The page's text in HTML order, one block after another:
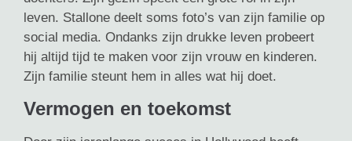
leven. Stallone deelt soms foto’s van zijn familie op
social media. Ondanks zijn drukke leven probeert
hij altijd tijd te maken voor zijn vrouw en kinderen.
Zijn familie steunt hem in alles wat hij doet.
Vermogen en toekomst